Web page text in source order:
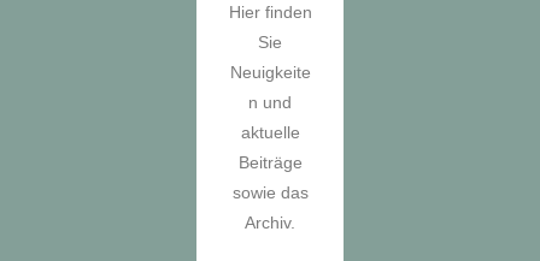
Hier finden
Sie
Neuigkeite
n und
aktuelle
Beiträge
sowie das
Archiv.